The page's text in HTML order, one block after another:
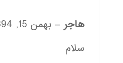
هاجر – بهمن 15, 1394
سلام